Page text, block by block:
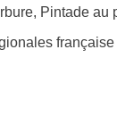
Pintade
française